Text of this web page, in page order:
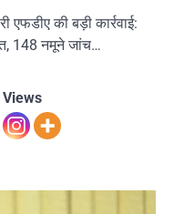
की बड़ी कार्रवाई:
148 नमूने जांच…
Views